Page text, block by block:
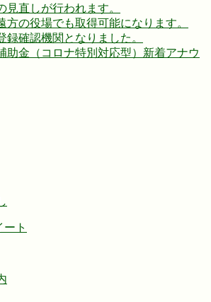
見直しが行われます。
方の役場でも取得可能になります。
録確認機関となりました。
助金（コロナ特別対応型）新着アナウ
ート